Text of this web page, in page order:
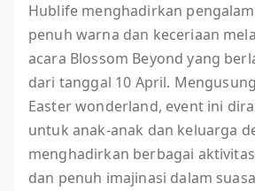
Hublife menghadirkan
penuh warna dan keceriaan
acara Blossom Beyond yang
dari tanggal 10 April.
Easter wonderland, event ini
untuk anak-anak dan keluarga
menghadirkan berbagai
dan penuh imajinasi dalam